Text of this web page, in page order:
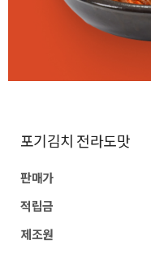
포기김치 전라도맛
판매가
적립금
제조원